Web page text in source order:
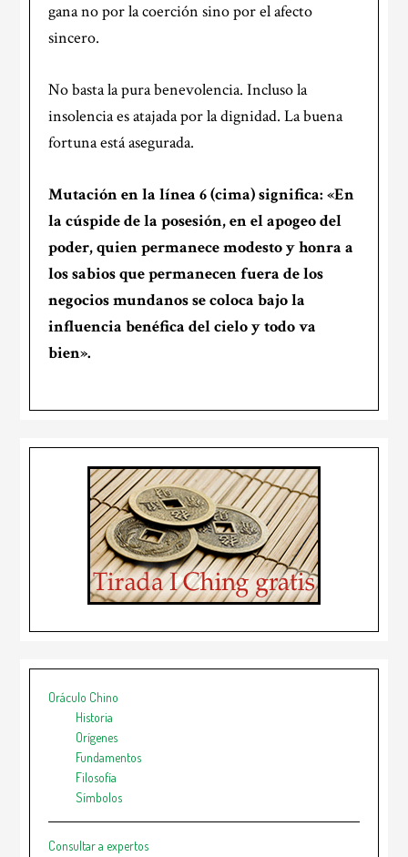
gana no por la coerción sino por el afecto
sincero.
No basta la pura benevolencia. Incluso la
insolencia es atajada por la dignidad. La buena
fortuna está asegurada.
Mutación en lalínea 6(cima) significa: «En
la cúspide de la posesión, en el apogeo del
poder, quienpermanecemodesto y honra a
los sabios que permanecen fuera de los
negocios mundanos se coloca bajo la
influencia benéfica del cielo y todo va
bien».
Oráculo Chino
Historia
Orígenes
Fundamentos
Filosofía
Símbolos
Consultar a expertos